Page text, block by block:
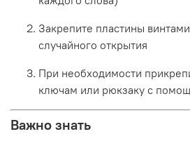
Закрепите пластины
случайного открытия
При необходимости
ключам или рюкзаку с
Важно знать